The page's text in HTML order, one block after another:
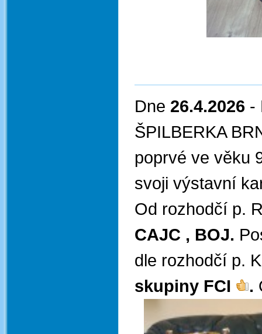
Dne 26.4.2026 -
ŠPILBERKA
poprvé ve věku
svoji výstavní
Od rozhodčí p.
CAJC , BOJ.
dle rozhodčí p.
skupiny FCI
.